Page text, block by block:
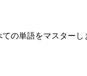
の単語をマスター